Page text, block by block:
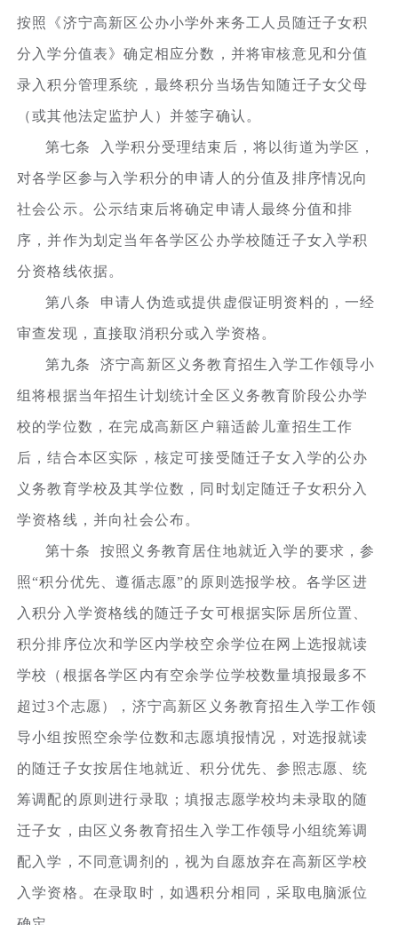
按照《济宁高新区公办小学外来务工人员随迁子女积
分入学分值表》确定相应分数，并将审核意见和分值
录入积分管理系统，最终积分当场告知随迁子女父母
（或其他法定监护人）并签字确认。
第七条 入学积分受理结束后，将以街道为学区，
对各学区参与入学积分的申请人的分值及排序情况向
社会公示。公示结束后将确定申请人最终分值和排
序，并作为划定当年各学区公办学校随迁子女入学积
分资格线依据。
第八条 申请人伪造或提供虚假证明资料的，一经
审查发现，直接取消积分或入学资格。
第九条 济宁高新区义务教育招生入学工作领导小
组将根据当年招生计划统计全区义务教育阶段公办学
校的学位数，在完成高新区户籍适龄儿童招生工作
后，结合本区实际，核定可接受随迁子女入学的公办
义务教育学校及其学位数，同时划定随迁子女积分入
学资格线，并向社会公布。
第十条 按照义务教育居住地就近入学的要求，参
照“积分优先、遵循志愿”的原则选报学校。各学区进
入积分入学资格线的随迁子女可根据实际居所位置、
积分排序位次和学区内学校空余学位在网上选报就读
学校（根据各学区内有空余学位学校数量填报最多不
超过3个志愿），济宁高新区义务教育招生入学工作领
导小组按照空余学位数和志愿填报情况，对选报就读
的随迁子女按居住地就近、积分优先、参照志愿、统
筹调配的原则进行录取；填报志愿学校均未录取的随
迁子女，由区义务教育招生入学工作领导小组统筹调
配入学，不同意调剂的，视为自愿放弃在高新区学校
入学资格。在录取时，如遇积分相同，采取电脑派位